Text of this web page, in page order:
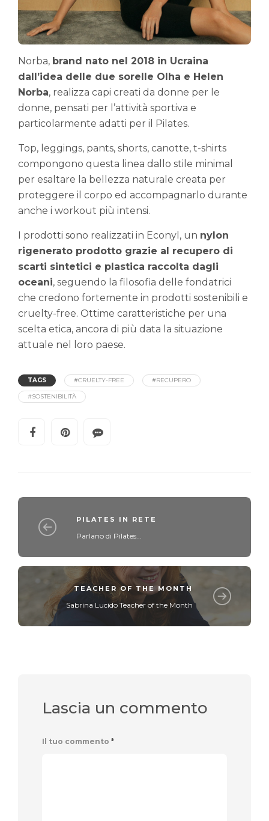
Norba, brand nato nel 2018 in Ucraina
dall’idea delle due sorelle Olha e Helen
Norba, realizza capi creati da donne per le
donne, pensati per l’attività sportiva e
particolarmente adatti per il Pilates.
Top, leggings, pants, shorts, canotte, t-shirts
compongono questa linea dallo stile minimal
per esaltare la bellezza naturale creata per
proteggere il corpo ed accompagnarlo durante
anche i workout più intensi.
I prodotti sono realizzati in Econyl, un nylon
rigenerato prodotto grazie al recupero di
scarti sintetici e plastica raccolta dagli
oceani, seguendo la filosofia delle fondatrici
che credono fortemente in prodotti sostenibili e
cruelty-free. Ottime caratteristiche per una
scelta etica, ancora di più data la situazione
attuale nel loro paese.
TAGS #CRUELTY-FREE #RECUPERO
#SOSTENIBILITÀ
PILATES IN RETE
Parlano di Pilates...
TEACHER OF THE MONTH
Sabrina Lucido Teacher of the Month
Lascia un commento
Il tuo commento *